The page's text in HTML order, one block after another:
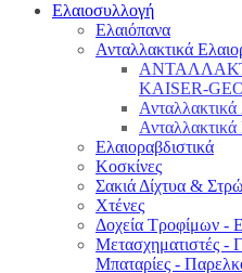
Ελαιοσυλλογή
Ελαιόπανα
Ανταλλακτικά
KAISER-
Ελαιοραβδιστικά
Κοσκίνες
Σακιά Δίχτυα &
Χτένες
Δοχεία Τροφίμων -
Μετασχηματιστές -
Μπαταρίες -